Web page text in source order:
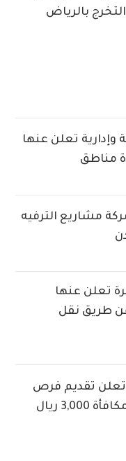
بالرياض
تعلن عنها
مناطق
مشاريع الترفيه
تعلن عنها
طريق نقل
تقديم فرص
ريال